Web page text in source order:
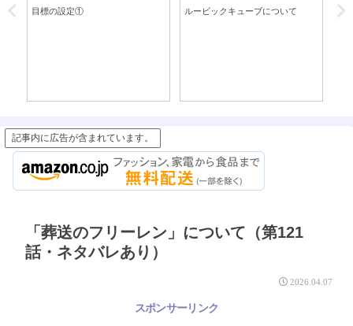
目標の設定① ルービックキューブについて
働
記事内に広告が含まれています。
「葬送のフリーレン」について（第121
話・ネタバレあり）
2026.04.07
スポンサーリンク